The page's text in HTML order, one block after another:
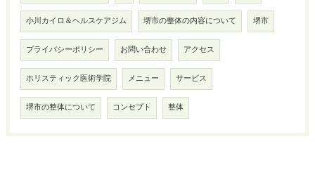
小川カイロ＆ヘルスケアジム 堺市の整体の内容について 堺市
プライバシーポリシー お問い合わせ アクセス
ホリスティック医術学院 メニュー サービス
堺市の整体について コンセプト 整体